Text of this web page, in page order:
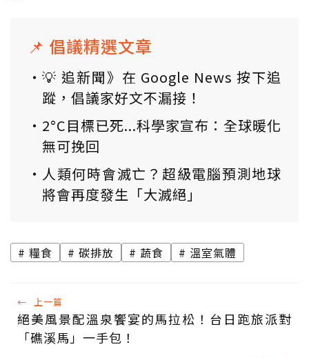
📌 倡議精選文章
💡 追新聞》在 Google News 按下追
蹤，倡議家好文不漏接！
2°C目標已死...科學家宣布：全球暖化
無可挽回
人類何時會滅亡？超級電腦預測地球
將會再度發生「大滅絕」
糧食 碳排放 蔬食 溫室氣體
← 上一篇
絕美風景配溫泉饗宴的馬拉松！台日跑旅派對
「礁溪馬」一手包！